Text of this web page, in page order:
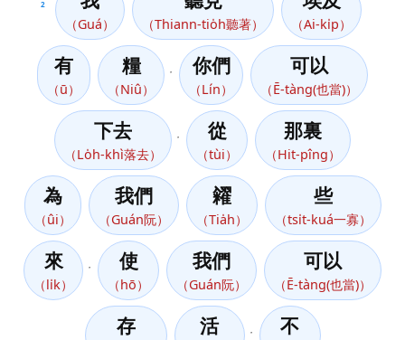
2
（Guá） （Thiann-tio̍h聽著） （Ai-ki̍p）
有
（ū）
糧
（Niû）
你們
（Lín）
可以
（Ē-tàng(也當)）
下去
（Lo̍h-khì落去）
從
（tùi）
那裏
（Hit-pîng）
為
（ûi）
我們
（Guán阮）
糴
（Tia̍h）
些
（tsi̍t-kuá一寡）
來
（li̍k）
使
（hō）
我們
（Guán阮）
可以
（Ē-tàng(也當)）
存 活 不